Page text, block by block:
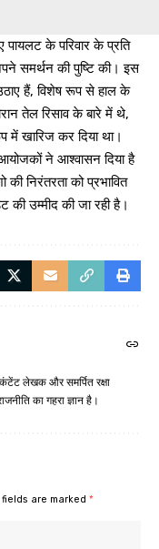
पायलट के परिवार के प्रति
समर्थन की पुष्टि की। इस
हैं, विशेष रूप से हाल के
तेल रिसाव के बारे में थे,
में खारिज कर दिया था।
ने आश्वासन दिया है
निरंतरता को प्रभावित
उम्मीद की जा रही है।
लेखक और समर्पित रक्षा
का गहरा ज्ञान है।
are marked *